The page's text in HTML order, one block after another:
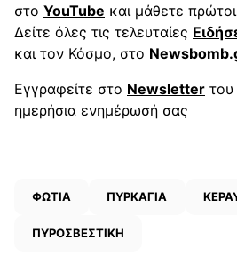
στο YouTube και μάθετε πρώτοι
Δείτε όλες τις τελευταίες
και τον Κόσμο, στο
Εγγραφείτε στο Newsletter του
ημερήσια ενημέρωσή σας
ΦΩΤΙΑ ΠΥΡΚΑΓΙΑ
ΠΥΡΟΣΒΕΣΤΙΚΗ